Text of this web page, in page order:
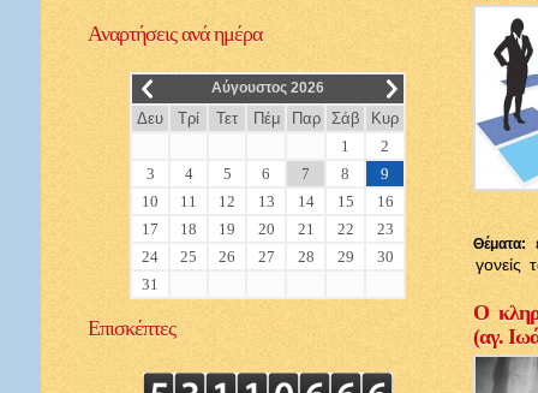
Αναρτήσειςανά ημέρα
__ Αύγουστος 2026 __
Δευ Τρί Τετ Πέμ Παρ Σάβ
Κυρ
1
2
3
4 5 6 7 8
9
10
11 12 13 14 15
16
17
18 19 20 21 22
23
24
25 26 27 28 29
30
31
Επισκέπτες
Θέματα:
γονείς
Ο
(αγ.